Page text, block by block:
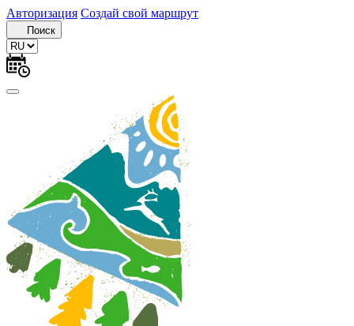
Авторизация Создай свой маршрут
Поиск